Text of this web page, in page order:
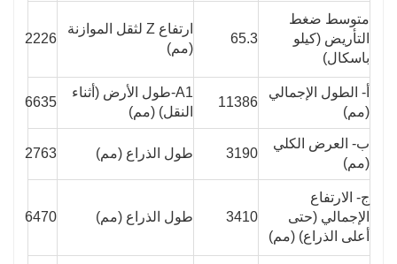
متوسط ​​ضغط
التأريض (كيلو
باسكال)
65.3
ارتفاع Z لثقل الموازنة
(مم)
2226
أ- الطول الإجمالي
(مم)
11386
A1-طول الأرض (أثناء
النقل) (مم)
6635
ب- العرض الكلي
(مم)
3190 طول الذراع (مم) 2763
ج- الارتفاع
الإجمالي (حتى
أعلى الذراع) (مم)
3410 طول الذراع (مم) 6470